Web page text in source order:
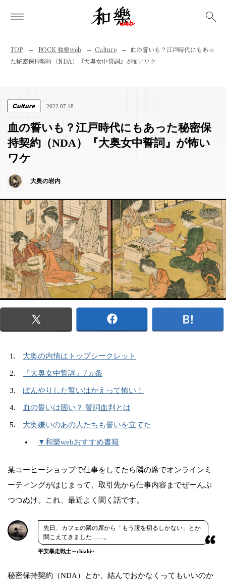
TOP ROCK 和樂web Culture
血の誓いも？江戸時代にもあっ
た秘密保持契約（NDA）『大奥女中誓詞』が怖いワケ
Culture 2022.07.18
血の誓いも？江戸時代にもあった秘密保
持契約（NDA）『大奥女中誓詞』が怖い
ワケ
大奥の岩内
大奥の内情はトップシークレット
『大奥女中誓詞』7ヵ条
ぼんやりした誓いはかえって怖い！
血の誓いは固い？ 誓詞血判とは
大奥嫌いのあの人たちも誓いを立てた
▼和樂webおすすめ書籍
某コーヒーショップで仕事をしてたら隣の席でオンラインミ
ーティングがはじまって、取引先から仕事内容までぜーんぶ
つつぬけ。これ、最近よく聞く話です。
先日、カフェの隣の席から「もう腹を切るしかない」とか
聞こえてきました……。
平安暴走戦士～chiaki~
秘密保持契約（NDA）とか、結んでおかなくってもいいのか